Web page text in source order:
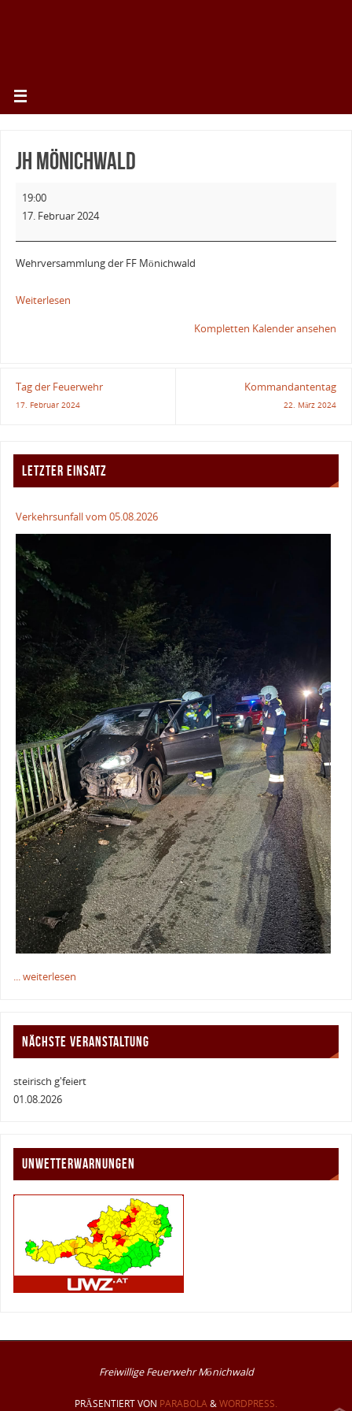
JH Mönichwald
19:00
17. Februar 2024
Wehrversammlung der FF Mönichwald
Weiterlesen
Kompletten Kalender ansehen
Tag der Feuerwehr
17. Februar 2024
Kommandantentag
22. März 2024
LETZTER EINSATZ
Verkehrsunfall vom 05.08.2026
... weiterlesen
NÄCHSTE VERANSTALTUNG
steirisch g'feiert
01.08.2026
UNWETTERWARNUNGEN
Freiwillige Feuerwehr Mönichwald
PRÄSENTIERT VON PARABOLA&WORDPRESS.